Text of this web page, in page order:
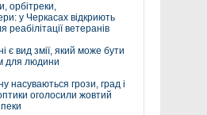
орбітреки,
у Черкасах відкриють
реабілітації ветеранів
є вид змії, який може бути
для людини
насуваються грози, град і
оголосили жовтий